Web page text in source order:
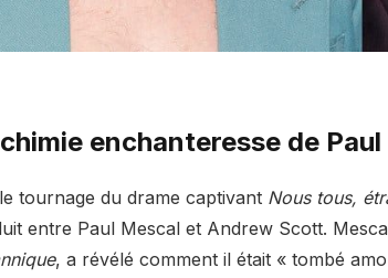
enchanteresse de
tournage du drame captivant Nous tous,
entre Paul Mescal et Andrew Scott.
, a révélé comment il était « tombé